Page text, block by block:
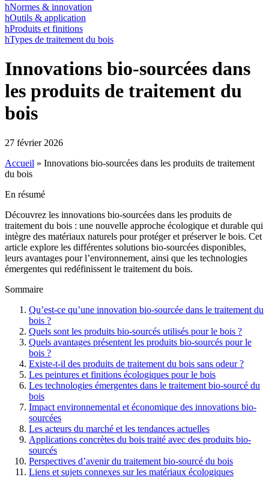
hNormes & innovation
hOutils & application
hProduits et finitions
hTypes de traitement du bois
Innovations bio-sourcées dans
les produits de traitement du
bois
27 février 2026
Accueil » Innovations bio-sourcées dans les produits de traitement
du bois
En résumé
Découvrez les innovations bio-sourcées dans les produits de
traitement du bois : une nouvelle approche écologique et durable qui
intègre des matériaux naturels pour protéger et préserver le bois. Cet
article explore les différentes solutions bio-sourcées disponibles,
leurs avantages pour l’environnement, ainsi que les technologies
émergentes qui redéfinissent le traitement du bois.
Sommaire
Qu’est-ce qu’une innovation bio-sourcée dans le traitement du
bois ?
Quels sont les produits bio-sourcés utilisés pour le bois ?
Quels avantages présentent les produits bio-sourcés pour le
bois ?
Existe-t-il des produits de traitement du bois sans odeur ?
Les peintures et finitions écologiques pour le bois
Les technologies émergentes dans le traitement bio-sourcé du
bois
Impact environnemental et économique des innovations bio-
sourcées
Les acteurs du marché et les tendances actuelles
Applications concrètes du bois traité avec des produits bio-
sourcés
Perspectives d’avenir du traitement bio-sourcé du bois
Liens et sujets connexes sur les matériaux écologiques